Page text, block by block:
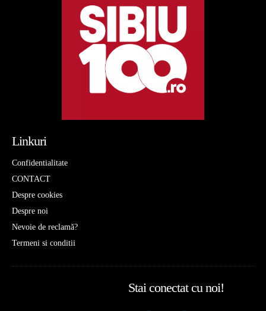
Linkuri
Confidentialitate
CONTACT
Despre cookies
Despre noi
Nevoie de reclamă?
Termeni si conditii
Stai conectat cu noi!